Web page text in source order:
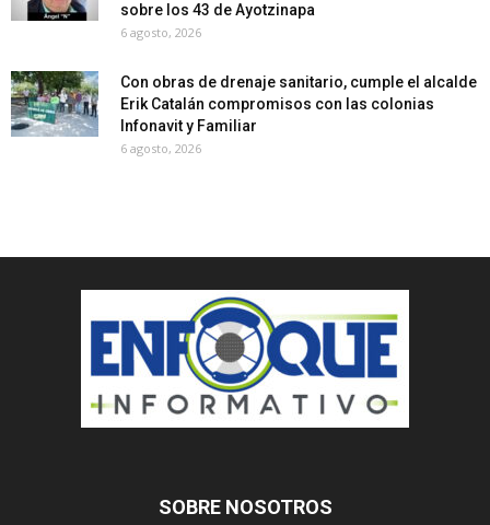
sobre los 43 de Ayotzinapa
6 agosto, 2026
Con obras de drenaje sanitario, cumple el alcalde
Erik Catalán compromisos con las colonias
Infonavit y Familiar
6 agosto, 2026
SOBRE NOSOTROS